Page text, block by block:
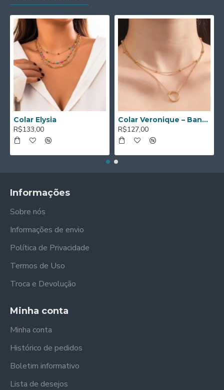
Colar Elysia
R$133,00
Colar Veronique – Banhado a Ouro de 18K
R$127,00
Informações
Sobre nós
Informações de envio
Política de Privacidade
Termos de Uso
Troca e Devolução
Minha conta
Minha conta
Histórico de pedidos
Boletim informativo
Lista de desejos